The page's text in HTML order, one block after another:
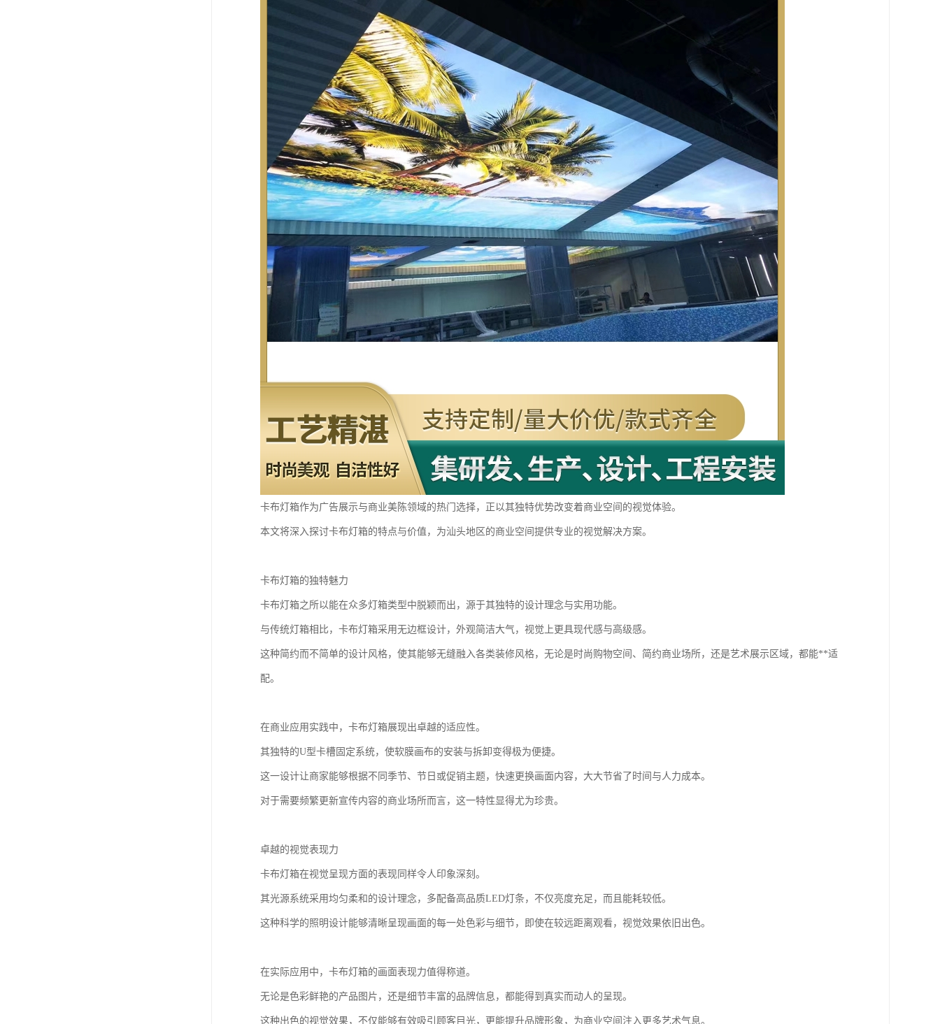
卡布灯箱作为广告展示与商业美陈领域的热门选择，正以其独特优势改变着商业空间的视觉体验。
本文将深入探讨卡布灯箱的特点与价值，为汕头地区的商业空间提供专业的视觉解决方案。
卡布灯箱的独特魅力
卡布灯箱之所以能在众多灯箱类型中脱颖而出，源于其独特的设计理念与实用功能。
与传统灯箱相比，卡布灯箱采用无边框设计，外观简洁大气，视觉上更具现代感与高级感。
这种简约而不简单的设计风格，使其能够无缝融入各类装修风格，无论是时尚购物空间、简约商业场所，还是艺术展示区域，都能**适
配。
在商业应用实践中，卡布灯箱展现出卓越的适应性。
其独特的U型卡槽固定系统，使软膜画布的安装与拆卸变得极为便捷。
这一设计让商家能够根据不同季节、节日或促销主题，快速更换画面内容，大大节省了时间与人力成本。
对于需要频繁更新宣传内容的商业场所而言，这一特性显得尤为珍贵。
卓越的视觉表现力
卡布灯箱在视觉呈现方面的表现同样令人印象深刻。
其光源系统采用均匀柔和的设计理念，多配备高品质LED灯条，不仅亮度充足，而且能耗较低。
这种科学的照明设计能够清晰呈现画面的每一处色彩与细节，即使在较远距离观看，视觉效果依旧出色。
在实际应用中，卡布灯箱的画面表现力值得称道。
无论是色彩鲜艳的产品图片，还是细节丰富的品牌信息，都能得到真实而动人的呈现。
这种出色的视觉效果，不仅能够有效吸引顾客目光，更能提升品牌形象，为商业空间注入更多艺术气息。